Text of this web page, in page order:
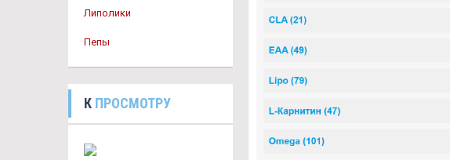
Липолики
Пепы
К ПРОСМОТРУ